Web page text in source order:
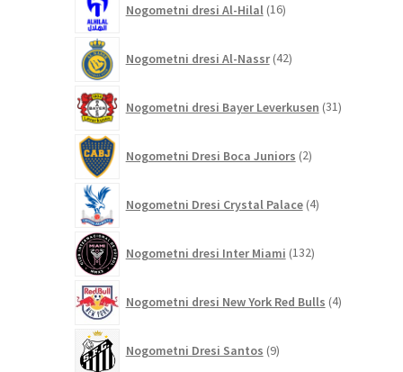
Nogometni dresi Al-Hilal 16izdelkov
Nogometni dresi Al-Nassr 42izdelkov
Nogometni dresi Bayer Leverkusen 31izdelkov
Nogometni Dresi Boca Juniors 2izdelka
Nogometni Dresi Crystal Palace 4izdelki
Nogometni dresi Inter Miami 132izdelkov
Nogometni dresi New York Red Bulls 4izdelki
Nogometni Dresi Santos 9izdelkov